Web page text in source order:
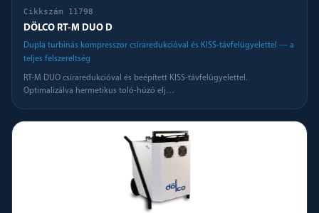
Cikkszám 11798
DÖLCO RT-M DUO D
Dupla turbinás kompresszor csíraredukcióval és KISS-távfelügyelettel — a
teljes felszereltség
RT-M DUO csíraredukcióval és beépített KISS-távfelügyelettel.
Optimalizálva hermetikus toló-húzó elj…